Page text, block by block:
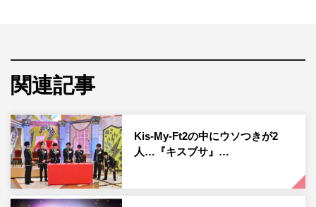
情で、洗練された白の世界観に存在した作品に仕上がって
いる。
現。口もとの意味深なメッセージは11年目の新たなる誕生
やスタートを意味したものなのか、などと憶測を読んでい
るが果たして…。
そして、現在開催中のアリーナツアー「Kis-My-Ftに逢え
関連記事
Kis-My-Ft2の中にウソつきが2
人…『キスブサ』…